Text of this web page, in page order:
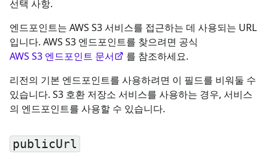
선택 사항.
엔드포인트는 AWS S3 서비스를 접근하는 데 사용되는 URL
입니다. AWS S3 엔드포인트를 찾으려면 공식
AWS S3 엔드포인트 문서
를 참조하세요.
리전의 기본 엔드포인트를 사용하려면 이 필드를 비워둘 수
있습니다. S3 호환 저장소 서비스를 사용하는 경우, 서비스
의 엔드포인트를 사용할 수 있습니다.
publicUrl